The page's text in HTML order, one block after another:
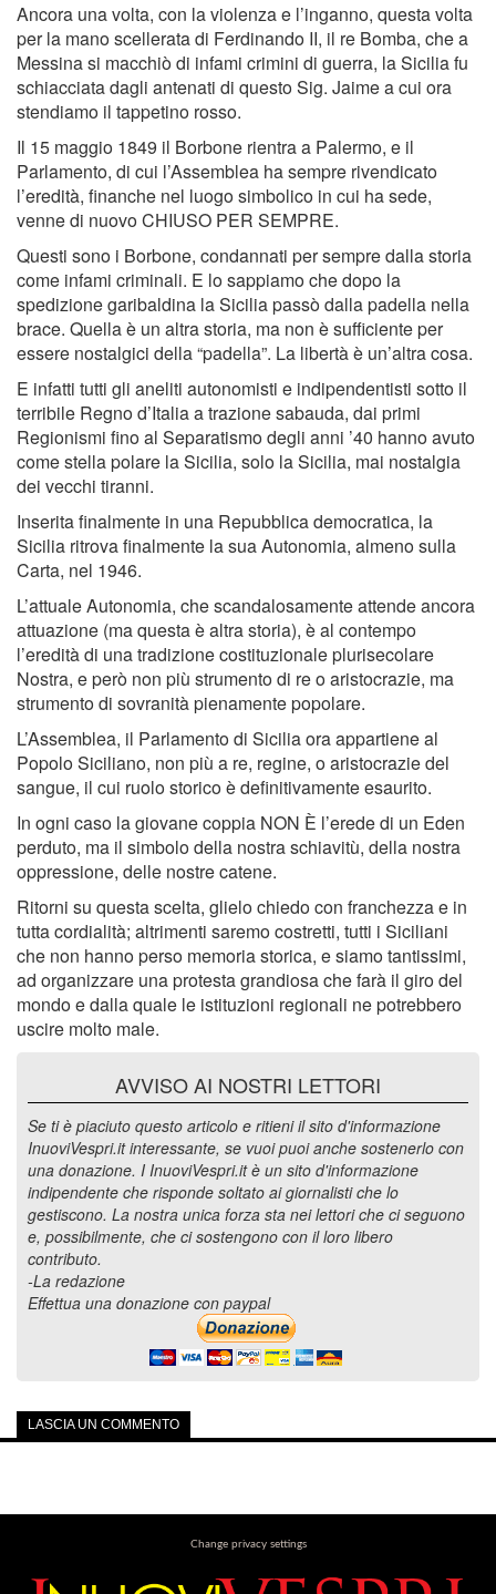
Ancora una volta, con la violenza e l’inganno, questa volta
per la mano scellerata di Ferdinando II, il re Bomba, che a
Messina si macchiò di infami crimini di guerra, la Sicilia fu
schiacciata dagli antenati di questo Sig. Jaime a cui ora
stendiamo il tappetino rosso.
Il 15 maggio 1849 il Borbone rientra a Palermo, e il
Parlamento, di cui l’Assemblea ha sempre rivendicato
l’eredità, finanche nel luogo simbolico in cui ha sede,
venne di nuovo CHIUSO PER SEMPRE.
Questi sono i Borbone, condannati per sempre dalla storia
come infami criminali. E lo sappiamo che dopo la
spedizione garibaldina la Sicilia passò dalla padella nella
brace. Quella è un altra storia, ma non è sufficiente per
essere nostalgici della “padella”. La libertà è un’altra cosa.
E infatti tutti gli aneliti autonomisti e indipendentisti sotto il
terribile Regno d’Italia a trazione sabauda, dai primi
Regionismi fino al Separatismo degli anni ’40 hanno avuto
come stella polare la Sicilia, solo la Sicilia, mai nostalgia
dei vecchi tiranni.
Inserita finalmente in una Repubblica democratica, la
Sicilia ritrova finalmente la sua Autonomia, almeno sulla
Carta, nel 1946.
L’attuale Autonomia, che scandalosamente attende ancora
attuazione (ma questa è altra storia), è al contempo
l’eredità di una tradizione costituzionale plurisecolare
Nostra, e però non più strumento di re o aristocrazie, ma
strumento di sovranità pienamente popolare.
L’Assemblea, il Parlamento di Sicilia ora appartiene al
Popolo Siciliano, non più a re, regine, o aristocrazie del
sangue, il cui ruolo storico è definitivamente esaurito.
In ogni caso la giovane coppia NON È l’erede di un Eden
perduto, ma il simbolo della nostra schiavitù, della nostra
oppressione, delle nostre catene.
Ritorni su questa scelta, glielo chiedo con franchezza e in
tutta cordialità; altrimenti saremo costretti, tutti i Siciliani
che non hanno perso memoria storica, e siamo tantissimi,
ad organizzare una protesta grandiosa che farà il giro del
mondo e dalla quale le istituzioni regionali ne potrebbero
uscire molto male.
AVVISO AI NOSTRI LETTORI
Se ti è piaciuto questo articolo e ritieni il sito d'informazione
InuoviVespri.it interessante, se vuoi puoi anche sostenerlo con
una donazione. I InuoviVespri.it è un sito d'informazione
indipendente che risponde soltato ai giornalisti che lo
gestiscono. La nostra unica forza sta nei lettori che ci seguono
e, possibilmente, che ci sostengono con il loro libero
contributo.
-La redazione
Effettua una donazione con paypal
LASCIA UN COMMENTO
Change privacy settings